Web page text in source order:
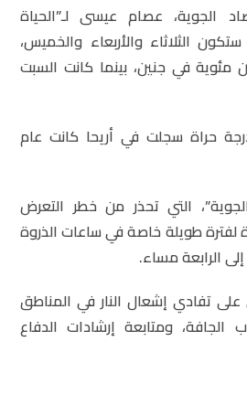
الجوية، عصام عيسى لـ”الحياة
الثلاثاء والأربعاء والخميس،
مئوية في جنين، بينما كانت السبت
حراة سجلت في أريحا كانت عام
الجوية”، التي تحذر من خطر التعرض
طويلة خاصة في ساعات الذروة
الرابعة مساء.
تفادي إشعال النار في المناطق
الجافة، ومتابعة إرشادات الدفاع